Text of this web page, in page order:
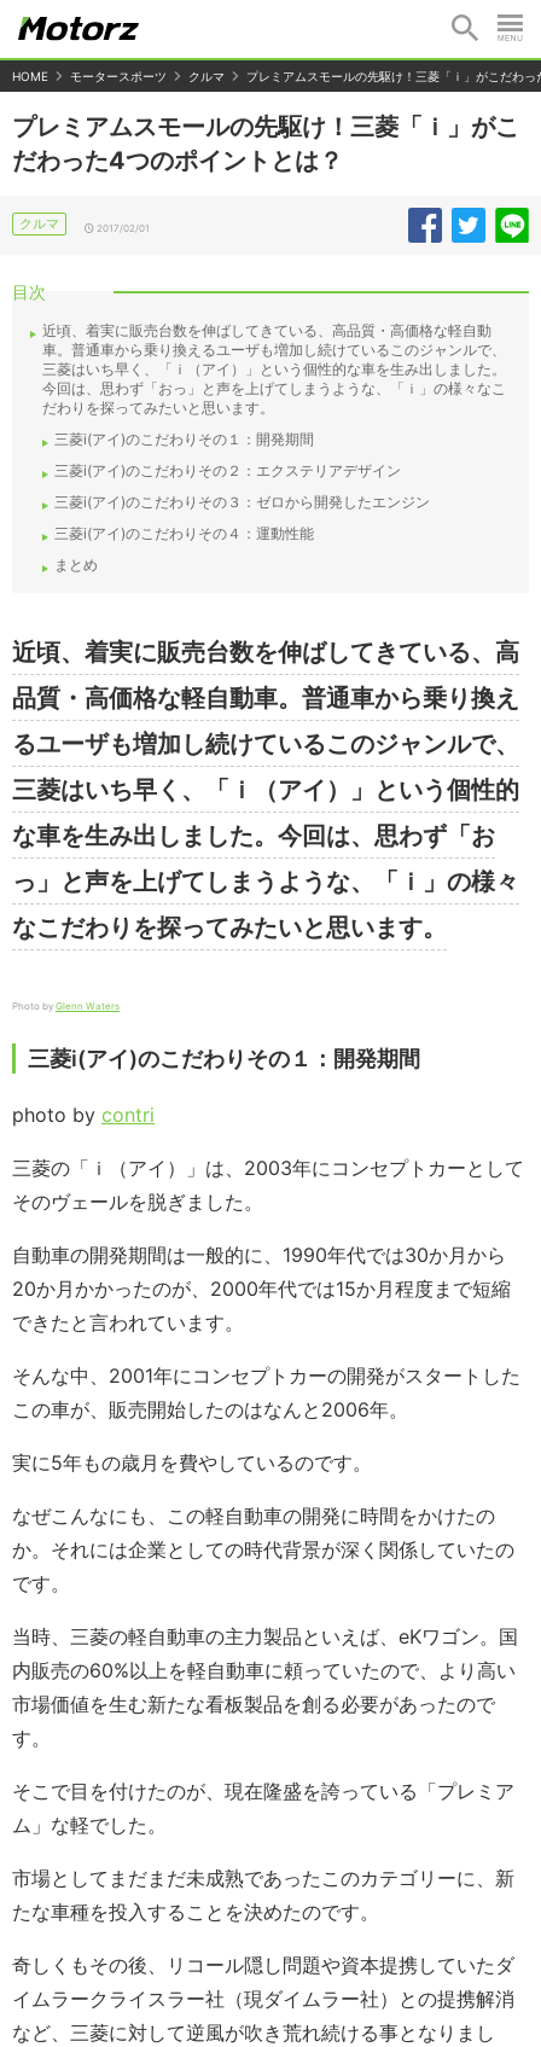
HOME モータースポーツ クルマ プレミアムスモールの先駆け！三菱「ｉ」がこだわ
プレミアムスモールの先駆け！三菱「ｉ」がこ
だわった4つのポイントとは？
クルマ 2017/02/01
目次
近頃、着実に販売台数を伸ばしてきている、高品質・高価格な軽自動
車。普通車から乗り換えるユーザも増加し続けているこのジャンルで、
三菱はいち早く、「ｉ（アイ）」という個性的な車を生み出しました。
今回は、思わず「おっ」と声を上げてしまうような、「ｉ」の様々なこ
だわりを探ってみたいと思います。
三菱i(アイ)のこだわりその１：開発期間
三菱i(アイ)のこだわりその２：エクステリアデザイン
三菱i(アイ)のこだわりその３：ゼロから開発したエンジン
三菱i(アイ)のこだわりその４：運動性能
まとめ
近頃、着実に販売台数を伸ばしてきている、高
品質・高価格な軽自動車。普通車から乗り換え
るユーザも増加し続けているこのジャンルで、
三菱はいち早く、「ｉ（アイ）」という個性的
な車を生み出しました。今回は、思わず「お
っ」と声を上げてしまうような、「ｉ」の様々
なこだわりを探ってみたいと思います。
Photo by Glenn Waters
三菱i(アイ)のこだわりその１：開発期間
photo by contri
三菱の「ｉ（アイ）」は、2003年にコンセプトカーとして
そのヴェールを脱ぎました。
自動車の開発期間は一般的に、1990年代では30か月から
20か月かかったのが、2000年代では15か月程度まで短縮
できたと言われています。
そんな中、2001年にコンセプトカーの開発がスタートした
この車が、販売開始したのはなんと2006年。
実に5年もの歳月を費やしているのです。
なぜこんなにも、この軽自動車の開発に時間をかけたの
か。それには企業としての時代背景が深く関係していたの
です。
当時、三菱の軽自動車の主力製品といえば、eKワゴン。国
内販売の60%以上を軽自動車に頼っていたので、より高い
市場価値を生む新たな看板製品を創る必要があったので
す。
そこで目を付けたのが、現在隆盛を誇っている「プレミア
ム」な軽でした。
市場としてまだまだ未成熟であったこのカテゴリーに、新
たな車種を投入することを決めたのです。
奇しくもその後、リコール隠し問題や資本提携していたダ
イムラークライスラー社（現ダイムラー社）との提携解消
など、三菱に対して逆風が吹き荒れ続ける事となりまし